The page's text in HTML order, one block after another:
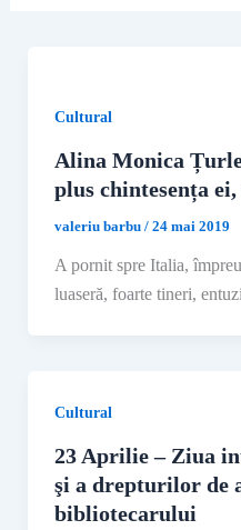
Cultural
Alina Monica
plus chintesența
valeriu barbu / 24 mai 2019
A pornit spre Italia,
luaseră, foarte tineri,
Cultural
23 Aprilie – Ziua
şi a drepturilor de
bibliotecarului